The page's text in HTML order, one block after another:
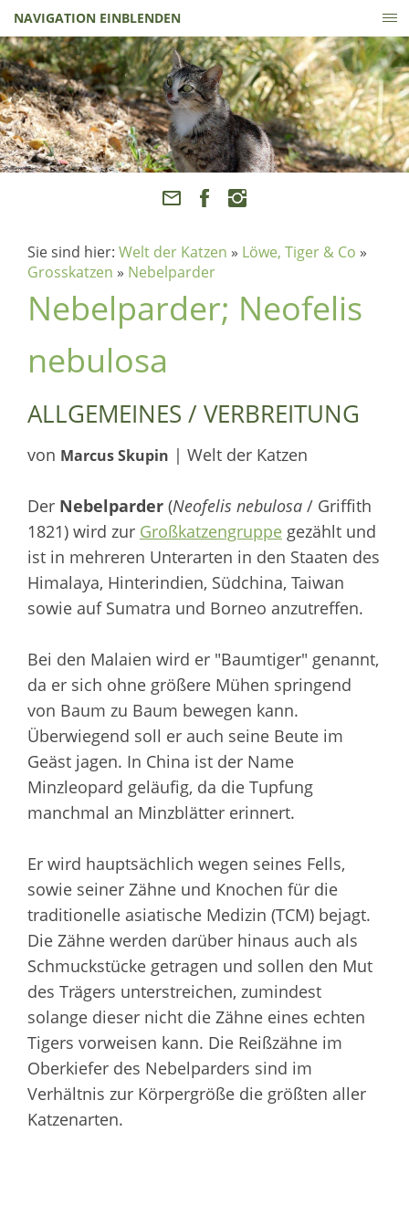
NAVIGATION EINBLENDEN
Sie sind hier: Welt der Katzen » Löwe, Tiger & Co »
Grosskatzen » Nebelparder
Nebelparder; Neofelis
nebulosa
ALLGEMEINES / VERBREITUNG
von Marcus Skupin | Welt der Katzen
Der Nebelparder (Neofelis nebulosa / Griffith
1821) wird zur Großkatzengruppe gezählt und
ist in mehreren Unterarten in den Staaten des
Himalaya, Hinterindien, Südchina, Taiwan
sowie auf Sumatra und Borneo anzutreffen.
Bei den Malaien wird er "Baumtiger" genannt,
da er sich ohne größere Mühen springend
von Baum zu Baum bewegen kann.
Überwiegend soll er auch seine Beute im
Geäst jagen. In China ist der Name
Minzleopard geläufig, da die Tupfung
manchmal an Minzblätter erinnert.
Er wird hauptsächlich wegen seines Fells,
sowie seiner Zähne und Knochen für die
traditionelle asiatische Medizin (TCM) bejagt.
Die Zähne werden darüber hinaus auch als
Schmuckstücke getragen und sollen den Mut
des Trägers unterstreichen, zumindest
solange dieser nicht die Zähne eines echten
Tigers vorweisen kann. Die Reißzähne im
Oberkiefer des Nebelparders sind im
Verhältnis zur Körpergröße die größten aller
Katzenarten.